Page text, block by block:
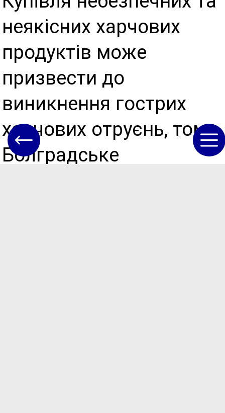
неякісних харчових
продуктів може
призвести до
виникнення гострих
харчових отруєнь, тому
Болградське